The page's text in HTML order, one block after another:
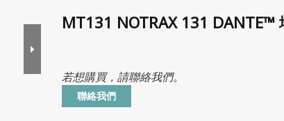
MT131 NOTRAX 131 DANTE™
若想購買，請聯絡我們。
聯絡我們